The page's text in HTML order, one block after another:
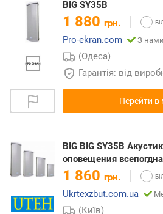
BIG SY35B
1 880 грн.
Pro-ekran.com
З нами
(Одеса)
Гарантія: від
Перейти в
BIG BIG SY35B
оповещения
1 860 грн.
Ukrtexzbut.com.ua
(Київ)